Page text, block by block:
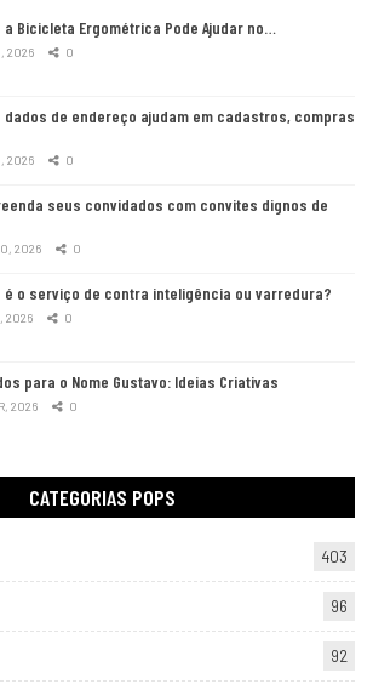
a Bicicleta Ergométrica Pode Ajudar no…
2026 0
dados de endereço ajudam em cadastros, compras
2026 0
seus convidados com convites dignos de
2026 0
é o serviço de contra inteligência ou varredura?
2026 0
para o Nome Gustavo: Ideias Criativas
2026 0
CATEGORIAS POPS
403
96
92